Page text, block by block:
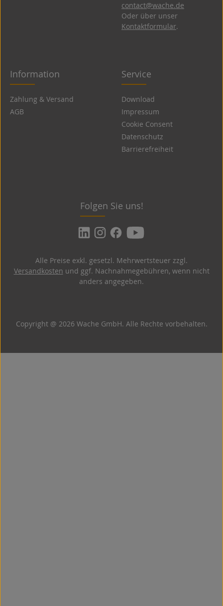
contact@wache.de
Oder über unser
Kontaktformular.
Information
Zahlung & Versand
AGB
Service
Download
Impressum
Cookie Consent
Datenschutz
Barrierefreiheit
Folgen Sie uns!
Copyright @ 2026 Wache GmbH. Alle Rechte vorbehalten.
Alle Preise exkl. gesetzl. Mehrwertsteuer zzgl.
Versandkosten und ggf. Nachnahmegebühren, wenn nicht
anders angegeben.